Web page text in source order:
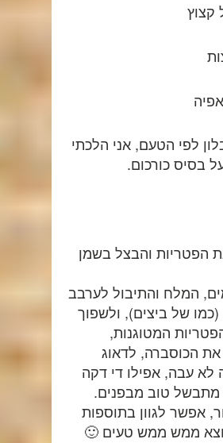
קצוץ
לפי הטעם, אני הלכתי
בסיס כורכום.
הפטריות והבצל בשמן
המלח והתיבול לערבב
(כמו של ביצים), ולשפוך
המטוגנות,
הכוסברה, לדאוג
עבה, אפילו די דקה
טוב מבפנים.
אפשר לגוון בתוספות
ממש ממש טעים 🙂